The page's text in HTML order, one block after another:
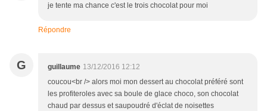
je tente ma chance c'est le trois chocolat pour moi
Répondre
G guillaume 13/12/2016 12:12
coucou<br /> alors moi mon dessert au chocolat préféré sont
les profiteroles avec sa boule de glace choco, son chocolat
chaud par dessus et saupoudré d'éclat de noisettes